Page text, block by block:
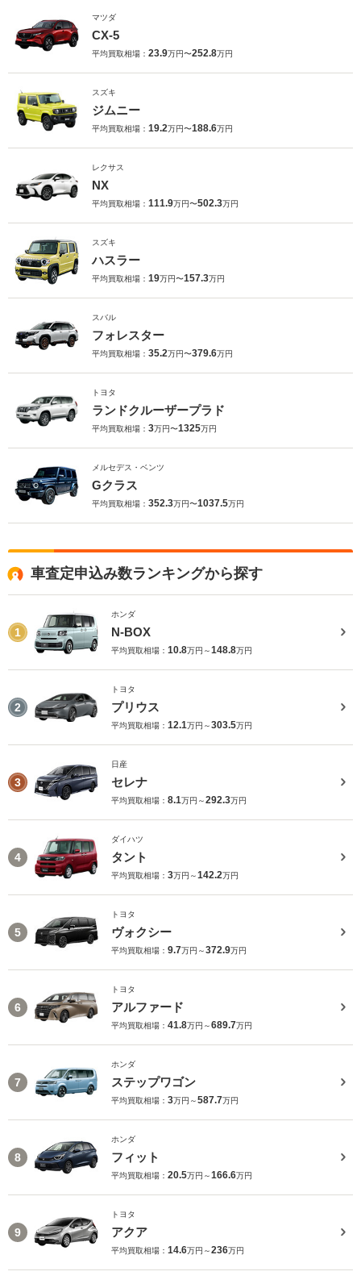
マツダ
CX-5
平均買取相場： 23.9万円〜252.8万円
スズキ
ジムニー
平均買取相場： 19.2万円〜188.6万円
レクサス
NX
平均買取相場： 111.9万円〜502.3万円
スズキ
ハスラー
平均買取相場： 19万円〜157.3万円
スバル
フォレスター
平均買取相場： 35.2万円〜379.6万円
トヨタ
ランドクルーザープラド
平均買取相場： 3万円〜1325万円
メルセデス・ベンツ
Gクラス
平均買取相場： 352.3万円〜1037.5万円
車査定申込み数ランキングから探す
1
ホンダ
N-BOX
平均買取相場： 10.8万円～148.8万円
2
トヨタ
プリウス
平均買取相場： 12.1万円～303.5万円
3
日産
セレナ
平均買取相場： 8.1万円～292.3万円
4
ダイハツ
タント
平均買取相場： 3万円～142.2万円
5
トヨタ
ヴォクシー
平均買取相場： 9.7万円～372.9万円
6
トヨタ
アルファード
平均買取相場： 41.8万円～689.7万円
7
ホンダ
ステップワゴン
平均買取相場： 3万円～587.7万円
8
ホンダ
フィット
平均買取相場： 20.5万円～166.6万円
9
トヨタ
アクア
平均買取相場： 14.6万円～236万円